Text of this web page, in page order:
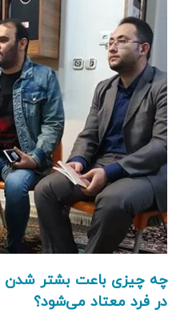
چه چیزی باعت بشتر شدن
در فرد معتاد می‌شود؟